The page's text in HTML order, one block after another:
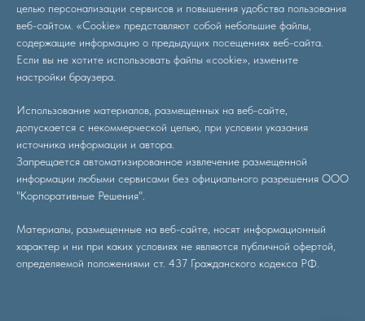
целью персонализации сервисов и повышения удобства пользования
веб-сайтом. «Cookie» представляют собой небольшие файлы,
содержащие информацию о предыдущих посещениях веб-сайта.
Если вы не хотите использовать файлы «cookie», измените
настройки браузера.
Использование материалов, размещенных на веб-сайте,
допускается с некоммерческой целью, при условии указания
источника информации и автора.
Запрещается автоматизированное извлечение размещенной
информации любыми сервисами без официального разрешения ООО
"Корпоративные Решения"
Материалы, размещенные на веб-сайте, носят информационный
характер и ни при каких условиях не являются публичной офертой,
определяемой положениями ст. 437 Гражданского кодекса РФ.